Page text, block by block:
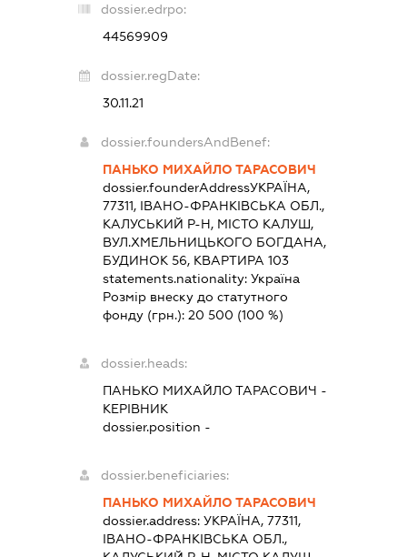
dossier.edrpo:
44569909
dossier.regDate:
30.11.21
dossier.foundersAndBenef:
ПАНЬКО МИХАЙЛО ТАРАСОВИЧ
dossier.founderAddressУКРАЇНА,
77311, ІВАНО-ФРАНКІВСЬКА ОБЛ.,
КАЛУСЬКИЙ Р-Н, МІСТО КАЛУШ,
ВУЛ.ХМЕЛЬНИЦЬКОГО БОГДАНА,
БУДИНОК 56, КВАРТИРА 103
statements.nationality: Україна
Розмір внеску до статутного
фонду (грн.): 20 500 (100 %)
dossier.heads:
ПАНЬКО МИХАЙЛО ТАРАСОВИЧ -
КЕРІВНИК
dossier.position -
dossier.beneficiaries:
ПАНЬКО МИХАЙЛО ТАРАСОВИЧ
dossier.address: УКРАЇНА, 77311,
ІВАНО-ФРАНКІВСЬКА ОБЛ.,